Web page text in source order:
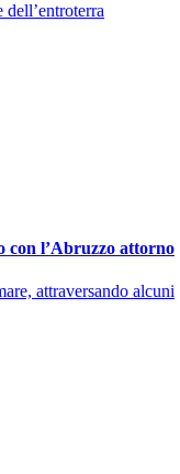
con l’Abruzzo attorno
attraversando alcuni